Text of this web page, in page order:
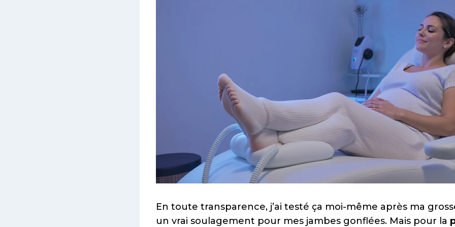
En toute transparence, j’ai testé ça moi-même après ma
un vrai soulagement pour mes jambes gonflées. Mais pour la